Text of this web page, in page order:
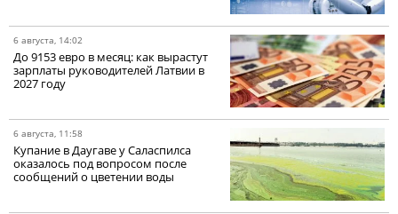
6 августа, 14:02
До 9153 евро в месяц: как вырастут
зарплаты руководителей Латвии в
2027 году
6 августа, 11:58
Купание в Даугаве у Саласпилса
оказалось под вопросом после
сообщений о цветении воды